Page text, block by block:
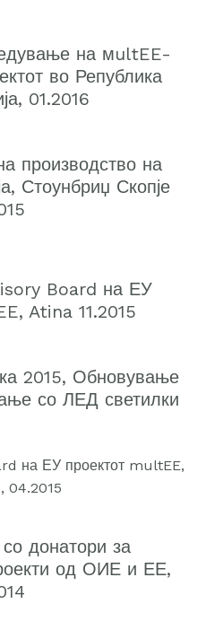
на мultEE-
во Република
01.2016
производство на
Стоунбриџ Скопје
Board на ЕУ
Atina 11.2015
2015, Обновување
со ЛЕД светилки
на ЕУ проектот multEE,
04.2015
донатори за
од ОИЕ и ЕЕ,